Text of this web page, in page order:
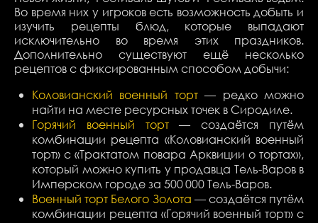
Во время них у игроков есть возможность добыть и
изучить рецепты блюд, которые выпадают
исключительно во время этих праздников.
Дополнительно существуют ещё несколько
рецептов с фиксированным способом добычи:
Коловианский военный торт— редко можно
найти на месте ресурсных точек в Сиродиле.
Горячий военный торт— создаётся путём
комбинации рецепта «Коловианский военный
торт» с «Трактатом повара Арквиции о тортах»,
который можно купить у продавца Тель-Варов в
Имперском городе за 500 000 Тель-Варов.
Военный торт Белого Золота — создаётся путём
комбинации рецепта «Горячий военный торт» с